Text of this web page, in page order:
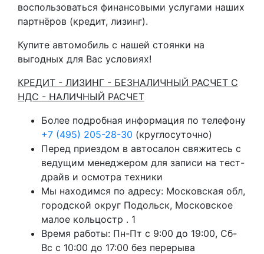
воспользоваться финансовыми услугами наших
партнёров (кредит, лизинг).
Купите автомобиль с нашей стоянки на
выгодных для Вас условиях!
КРЕДИТ - ЛИЗИНГ - БЕЗНАЛИЧНЫЙ РАСЧЕТ С
НДС - НАЛИЧНЫЙ РАСЧЕТ
Более подробная информация по телефону
+7 (495) 205-28-30 (круглосуточно)
Перед приездом в автосалон свяжитесь с
ведущим менеджером для записи на тест-
драйв и осмотра техники
Мы находимся по адресу: Московская обл,
городской округ Подольск, Московское
малое кольцостр . 1
Время работы: Пн-Пт с 9:00 до 19:00, Сб-
Вс с 10:00 до 17:00 без перерыва